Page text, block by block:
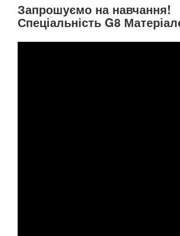
Запрошуємо на навчання!
Спеціальність G8